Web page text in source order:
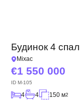
Будинок 4
Міхас
1 550 000
ID M-105
4 4 150 м2